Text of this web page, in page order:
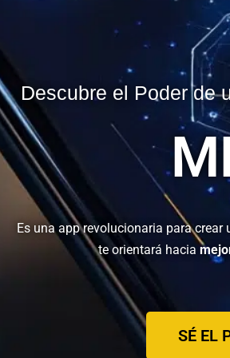
Descubre el Poder de
Es una app revolucionaria para crear
te orientará hacia
SÉ EL